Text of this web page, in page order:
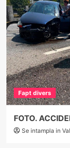
Fapt divers
FOTO.
Se intampla in